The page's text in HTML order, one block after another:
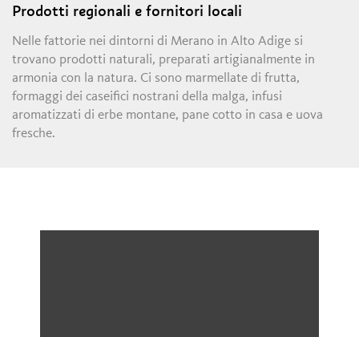
Prodotti regionali e fornitori locali
Nelle fattorie nei dintorni di Merano in Alto Adige si
trovano prodotti naturali, preparati artigianalmente in
armonia con la natura. Ci sono marmellate di frutta,
formaggi dei caseifici nostrani della malga, infusi
aromatizzati di erbe montane, pane cotto in casa e uova
fresche.